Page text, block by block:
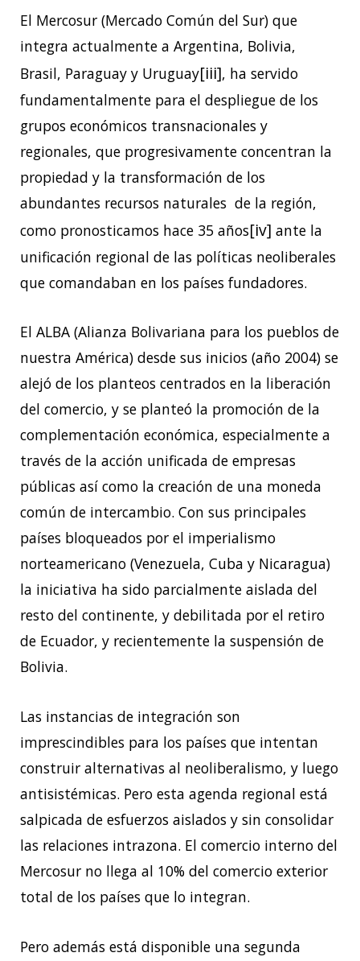
El Mercosur (Mercado Común del Sur) que
integra actualmente a Argentina, Bolivia,
Brasil, Paraguay y Uruguay[iii], ha servido
fundamentalmente para el despliegue de los
grupos económicos transnacionales y
regionales, que progresivamente concentran la
propiedad y la transformación de los
abundantes recursos naturales de la región,
como pronosticamos hace 35 años[iv] ante la
unificación regional de las políticas neoliberales
que comandaban en los países fundadores.
El ALBA (Alianza Bolivariana para los pueblos de
nuestra América) desde sus inicios (año 2004) se
alejó de los planteos centrados en la liberación
del comercio, y se planteó la promoción de la
complementación económica, especialmente a
través de la acción unificada de empresas
públicas así como la creación de una moneda
común de intercambio. Con sus principales
países bloqueados por el imperialismo
norteamericano (Venezuela, Cuba y Nicaragua)
la iniciativa ha sido parcialmente aislada del
resto del continente, y debilitada por el retiro
de Ecuador, y recientemente la suspensión de
Bolivia.
Las instancias de integración son
imprescindibles para los países que intentan
construir alternativas al neoliberalismo, y luego
antisistémicas. Pero esta agenda regional está
salpicada de esfuerzos aislados y sin consolidar
las relaciones intrazona. El comercio interno del
Mercosur no llega al 10% del comercio exterior
total de los países que lo integran.
Pero además está disponible una segunda